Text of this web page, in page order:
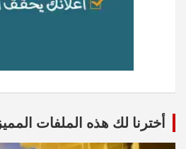
أخترنا لك هذه الملفات